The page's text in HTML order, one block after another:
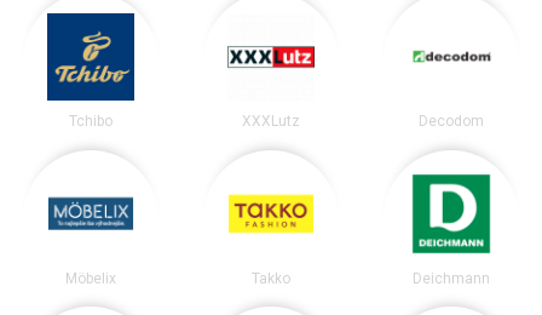
Tchibo XXXLutz Decodom
Möbelix Takko Deichmann